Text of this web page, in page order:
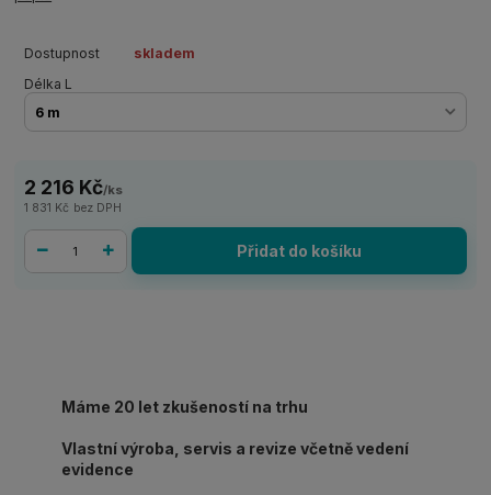
Dostupnost
skladem
Délka L
2 216 Kč/ks
1 831 Kč bez DPH
Přidat do košíku
Máme 20 let zkušeností na trhu
Vlastní výroba, servis a revize včetně vedení
evidence